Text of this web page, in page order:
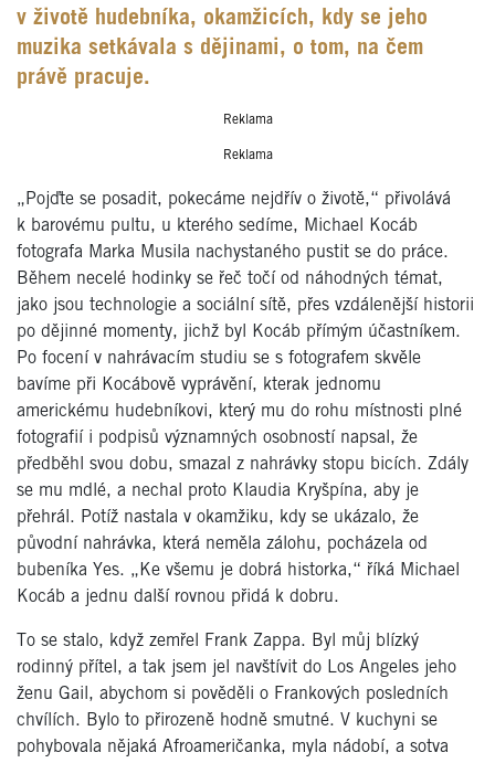
v životě hudebníka, okamžicích, kdy se jeho
muzika setkávala s dějinami, o tom, na čem
právě pracuje.
Reklama
Reklama
„Pojďte se posadit, pokecáme nejdřív o životě,“ přivolává
k barovému pultu, u kterého sedíme, Michael Kocáb
fotografa Marka Musila nachystaného pustit se do práce.
Během necelé hodinky se řeč točí od náhodných témat,
jako jsou technologie a sociální sítě, přes vzdálenější historii
po dějinné momenty, jichž byl Kocáb přímým účastníkem.
Po focení v nahrávacím studiu se s fotografem skvěle
bavíme při Kocábově vyprávění, kterak jednomu
americkému hudebníkovi, který mu do rohu místnosti plné
fotografií i podpisů významných osobností napsal, že
předběhl svou dobu, smazal z nahrávky stopu bicích. Zdály
se mu mdlé, a nechal proto Klaudia Kryšpína, aby je
přehrál. Potíž nastala v okamžiku, kdy se ukázalo, že
původní nahrávka, která neměla zálohu, pocházela od
bubeníka Yes. „Ke všemu je dobrá historka,“ říká Michael
Kocáb a jednu další rovnou přidá k dobru.
To se stalo, když zemřel Frank Zappa. Byl můj blízký
rodinný přítel, a tak jsem jel navštívit do Los Angeles jeho
ženu Gail, abychom si pověděli o Frankových posledních
chvílích. Bylo to přirozeně hodně smutné. V kuchyni se
pohybovala nějaká Afroameričanka, myla nádobí, a sotva